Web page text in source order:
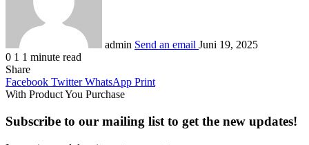
admin Send an email Juni 19, 2025
0 1 1 minute read
Share
Facebook Twitter WhatsApp Print
With Product You Purchase
Subscribe to our mailing list to get the new updates!